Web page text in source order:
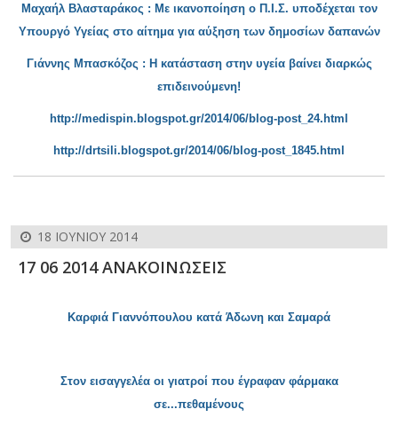
Μαχαήλ Βλασταράκος : Με ικανοποίηση ο Π.Ι.Σ. υποδέχεται τον
Υπουργό Υγείας στο αίτημα για αύξηση των δημοσίων δαπανών
Γιάννης Μπασκόζος : Η κατάσταση στην υγεία βαίνει διαρκώς
επιδεινούμενη!
http://medispin.blogspot.gr/2014/06/blog-post_24.html
http://drtsili.blogspot.gr/2014/06/blog-post_1845.html
18 ΙΟΥΝΊΟΥ 2014
17 06 2014 ΑΝΑΚΟΙΝΩΣΕΙΣ
Καρφιά Γιαννόπουλου κατά Άδωνη και Σαμαρά
Στον εισαγγελέα οι γιατροί που έγραφαν φάρμακα
σε...πεθαμένους